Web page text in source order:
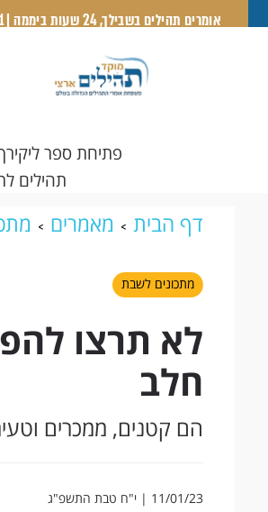
אומרים תהילים בשבילך, 24 שעות ביממה | 1-700-700-721
פתיחת ספר
תהילים
דף הבית מאמרים
מתכונים לשבת
לא תרצו
חלב
הם קטנים, ממכרים
11/01/23 | י"ח טבת התשפ"ג